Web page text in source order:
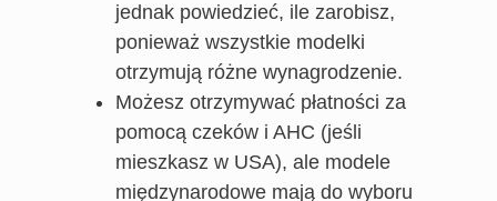
jednak powiedzieć, ile zarobisz,
ponieważ wszystkie modelki
otrzymują różne wynagrodzenie.
Możesz otrzymywać płatności za
pomocą czeków i AHC (jeśli
mieszkasz w USA), ale modele
międzynarodowe mają do wyboru